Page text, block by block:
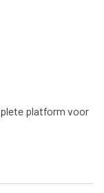
platform voor